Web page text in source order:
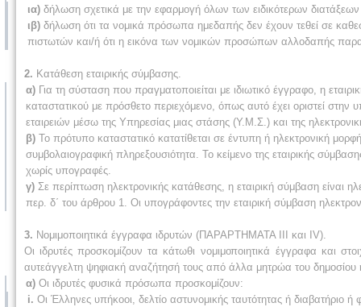
ια) δήλωση σχετικά με την εφαρμογή όλων των ειδικότερων
ιβ) δήλωση ότι τα νομικά πρόσωπα ημεδαπής δεν έχουν τεθεί σε
πιστωτών και/ή ότι η εικόνα των νομικών προσώπων αλλοδαπής
2. Κατάθεση εταιρικής σύμβασης.
α) Για τη σύσταση που πραγματοποιείται με ιδιωτικό έγγραφο, η
καταστατικού με πρόσθετο περιεχόμενο, όπως αυτό έχει οριστεί
εταιρειών μέσω της Υπηρεσίας μιας στάσης (Υ.Μ.Σ.) και της
β) Το πρότυπο καταστατικό κατατίθεται σε έντυπη ή ηλεκτρονική
συμβολαιογραφική πληρεξουσιότητα. Το κείμενο της εταιρικής
χωρίς υπογραφές.
γ) Σε περίπτωση ηλεκτρονικής κατάθεσης, η εταιρική σύμβαση είναι
περ. δ΄ του άρθρου 1. Οι υπογράφοντες την εταιρική σύμβαση
3. Νομιμοποιητικά έγγραφα ιδρυτών (ΠΑΡΑΡΤΗΜΑΤΑ III και IV).
Οι ιδρυτές προσκομίζουν τα κάτωθι νομιμοποιητικά έγγραφα και
αυτεάγγελτη ψηφιακή αναζήτησή τους από άλλα μητρώα του
α) Οι ιδρυτές φυσικά πρόσωπα προσκομίζουν:
i. Οι Έλληνες υπήκοοι, δελτίο αστυνομικής ταυτότητας ή διαβατήριο